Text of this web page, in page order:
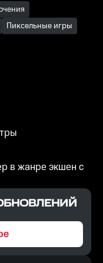
Пиксельные игры
в жанре экшен с